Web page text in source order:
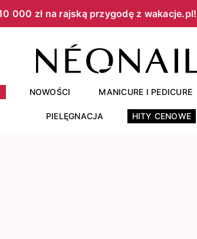
000 zł na rajską przygodę z wakacje.pl!​
NOWOŚCI MANICURE I PEDICURE
PIELĘGNACJA HITY CENOWE